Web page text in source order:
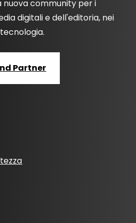
nuova community per i
digitali e dell'editoria, nei
Partner